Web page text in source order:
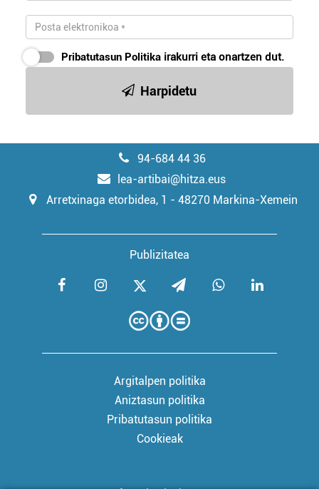
Pribatutasun Politika irakurri eta onartzen dut.
Harpidetu
94-684 44 36
lea-artibai@hitza.eus
Arretxinaga etorbidea, 1 - 48270 Markina-Xemein
Publizitatea
Argitalpen politika
Aniztasun politika
Pribatutasun politika
Cookieak